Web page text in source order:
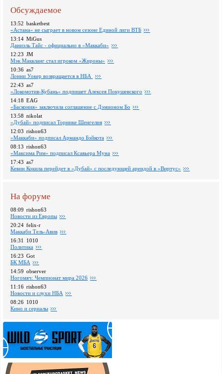
Обсуждаемое
13:52 basketbest
«Астана» не сыграет в новом сезоне Единой лиги ВТБ
13:14 MiGus
Даниэль Тайс - официально в «Маккаби»
12:23 JM
Мэк Маккланг стал игроком «Жироны»
10:36 as7
Лонни Уокер возвращается в НБА
22:43 as7
«Локомотив-Кубань» подпишет Алексея Покушевского
14:18 EAG
«Баскония» заключила соглашение с Дэмионом Бо
13:58 nikolat
«Дубай» подписал Торнике Шенгелия
12:03 rishon63
«Маккаби» подписал Армандо Бэйкота
08:13 rishon63
«Максима Рим» подписал Ксавьера Муна
17:43 as7
Кевин Кокила перейдет в «Дубай» с последующей арендой в «Виртус»
На форуме
08:09 rishon63
Новости из Европы
20:24 felix-r
Маккаби Тель-Авив
16:31
1010
Политика
16:23 Got
БК МБА
14:59 observer
Ногомяч: Чемпионат мира 2026
11:16 rishon63
Новости и слухи НБА
08:26 1010
Кино и сериалы